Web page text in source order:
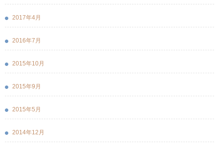
2017年4月
2016年7月
2015年10月
2015年9月
2015年5月
2014年12月